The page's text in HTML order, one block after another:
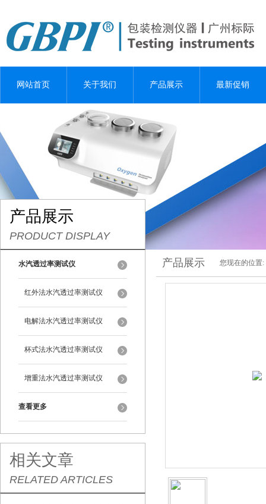
网站首页 关于我们 产品展示 最新促销
产品展示
PRODUCT DISPLAY
水汽透过率测试仪
红外法水汽透过率测试仪
电解法水汽透过率测试仪
杯式法水汽透过率测试仪
增重法水汽透过率测试仪
查看更多
相关文章
RELATED ARTICLES
产品展示 您现在的位置: